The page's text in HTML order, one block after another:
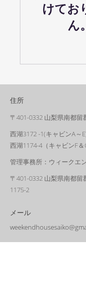
けてお
ん。
住所
〒401-0332 山梨県南都
西湖3172 -1(キャビンA～
西湖1174-4（キャビンF＆
管理事務所 ：ウィークエ
〒401-0332 山梨県南都
1175-2
メール